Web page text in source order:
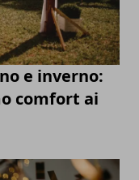
e inverno:
comfort ai